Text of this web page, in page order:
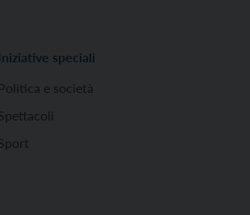
Iniziative speciali
Politica e società